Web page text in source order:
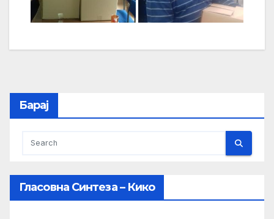
Барај
Гласовна Синтеза – Кико